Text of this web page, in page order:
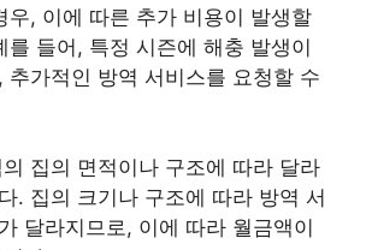
우, 이에 따른 추가 비용이 발생할
를 들어, 특정 시즌에 해충 발생이
추가적인 방역 서비스를 요청할 수
집의 면적이나 구조에 따라 달라
. 집의 크기나 구조에 따라 방역 서
달라지므로, 이에 따라 월금액이